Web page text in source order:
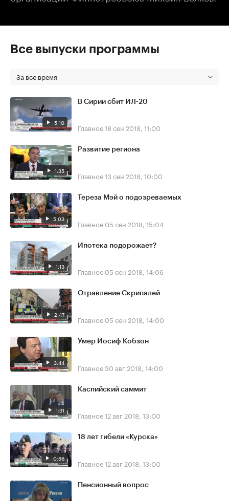
Все выпуски программы
За все время
5:10
В Сирии сбит ИЛ-20
Главное18 сен 2018, 11:00
1:35
Развитие региона
Главное13 сен 2018, 10:00
5:03
Тереза Мэй о подозреваемых
Главное 05 сен 2018, 15:04
1:13
Ипотека подорожает?
Главное 05 сен 2018, 14:06
2:47
Отравление Скрипалей
Главное 05 сен 2018, 14:00
3:44
Умер Иосиф Кобзон
Главное30 авг 2018, 14:00
1:31
Каспийский саммит
Главное12 авг 2018, 13:00
0:56
18 лет гибели «Курска»
Главное12 авг 2018, 13:00
Пенсионный вопрос